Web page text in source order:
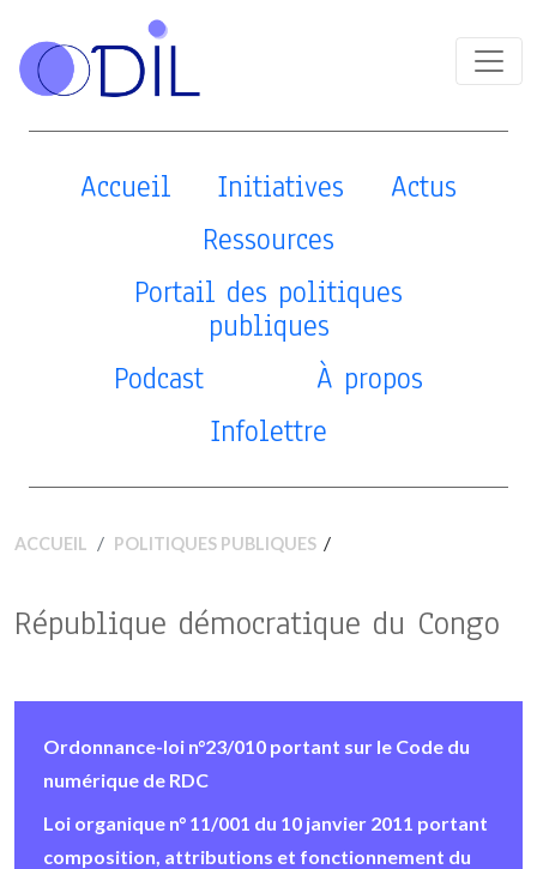
Accueil Initiatives
Actus
Ressources
Portail des politiques
publiques
Podcast
À propos
Infolettre
ACCUEIL POLITIQUES PUBLIQUES /
République démocratique du Congo
Ordonnance-loi n°23/010 portant sur le Code du
numérique de RDC
Loi organique n° 11/001 du 10 janvier 2011 portant
composition, attributions et fonctionnement du